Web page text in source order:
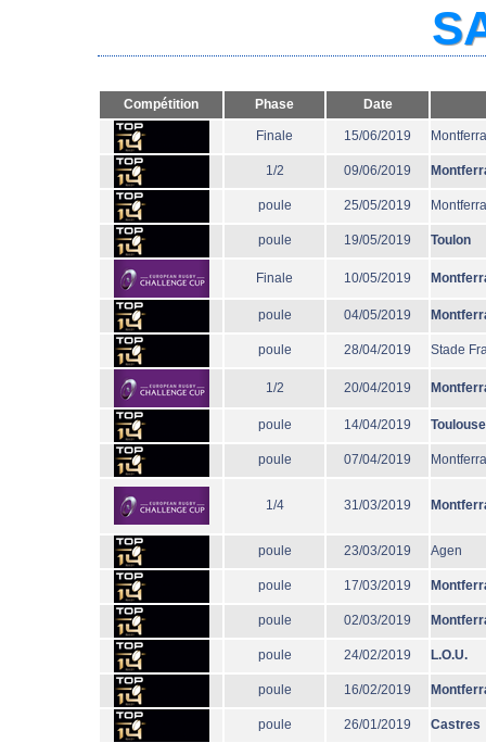
Compétition Phase Date
Finale 15/06/2019
1/2 09/06/2019
poule 25/05/2019
poule 19/05/2019 Toulon
Finale 10/05/2019
poule 04/05/2019
poule 28/04/2019 Stade
1/2 20/04/2019
poule 14/04/2019 Toulouse
poule 07/04/2019
1/4 31/03/2019
poule 23/03/2019 Agen
poule 17/03/2019
poule 02/03/2019
poule 24/02/2019 L.O.U.
poule 16/02/2019
poule 26/01/2019 Castres